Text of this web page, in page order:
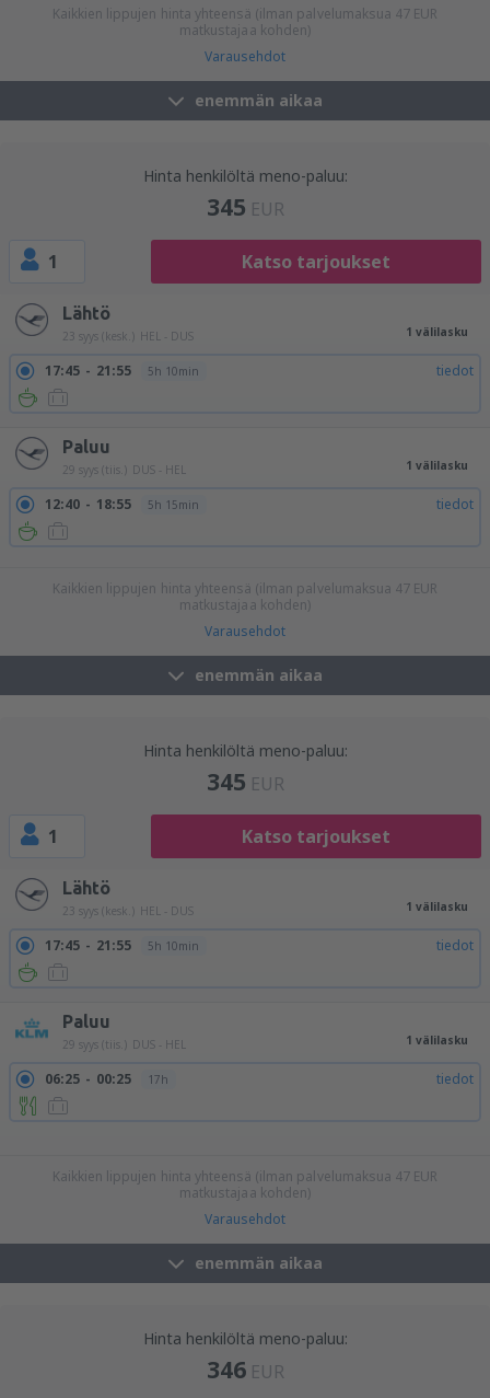
Kaikkien lippujen hinta yhteensä (ilman palvelumaksua 47 EUR
matkustajaa kohden)
Varausehdot
enemmän aikaa
Hinta henkilöltä meno-paluu:
345 EUR
1 Katso tarjoukset
Lähtö
23 syys (kesk.) HEL - DUS 1 välilasku
17:45 21:55 5h 10min tiedot
Paluu
29 syys (tiis.) DUS - HEL 1 välilasku
12:40 18:55 5h 15min tiedot
Kaikkien lippujen hinta yhteensä (ilman palvelumaksua 47 EUR
matkustajaa kohden)
Varausehdot
enemmän aikaa
Hinta henkilöltä meno-paluu:
345 EUR
1 Katso tarjoukset
Lähtö
23 syys (kesk.) HEL - DUS 1 välilasku
17:45 21:55 5h 10min tiedot
Paluu
29 syys (tiis.) DUS - HEL 1 välilasku
06:25 00:25 17h tiedot
Kaikkien lippujen hinta yhteensä (ilman palvelumaksua 47 EUR
matkustajaa kohden)
Varausehdot
enemmän aikaa
Hinta henkilöltä meno-paluu:
346 EUR